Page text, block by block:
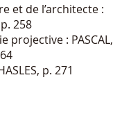
et de l’architecte :
258
projective : PASCAL,
p. 271